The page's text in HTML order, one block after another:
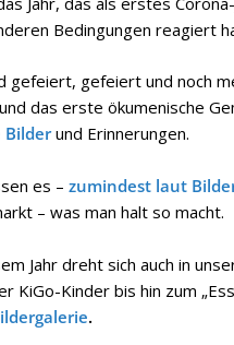
Bedingungen reagiert
gefeiert, gefeiert und noch
das erste ökumenische
Bilderund Erinnerungen.
es – zumindest laut
– was man halt so macht.
Jahr dreht sich auch in
KiGo-Kinder bis hin zum
.